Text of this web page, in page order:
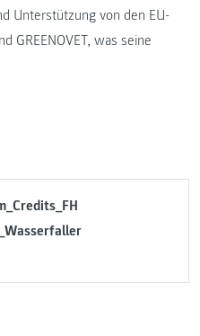
Unterstützung von den EU-
GREENOVET, was seine